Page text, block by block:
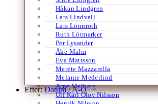
Håkan Lindgren
Lars Lindvall
Lars Lönnroth
Ruth Lötmarker
Per Lysander
Åke Malm
Eva Mattsson
Merete Mazzarella
Melanie Mederlind
Arne Melberg
Ulf Karl Olov Nilsson
Efter:Datum /A-Ö